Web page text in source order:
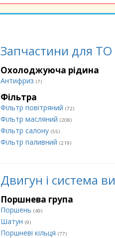
Запчастини для ТО
Охолоджуюча рідина
Антифриз (7)
Фільтра
Фільтр повітряний (72)
Фільтр масляний (208)
Фільтр салону (55)
Фільтр паливний (219)
Двигун і система
Поршнева група
Поршень (49)
Шатун (9)
Поршневі кільця (77)